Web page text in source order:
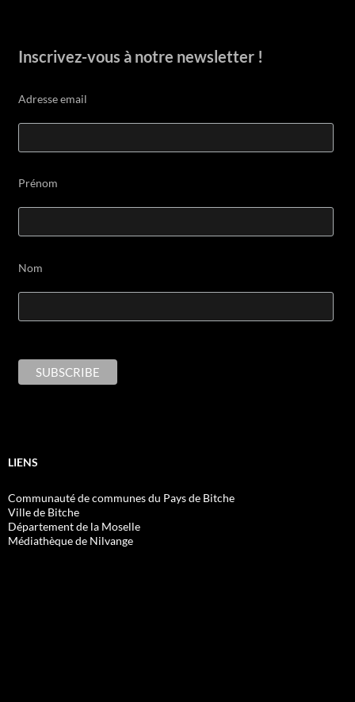
Inscrivez-vous à notre newsletter !
Adresse email
Prénom
Nom
LIENS
Communauté de communes du Pays de Bitche
Ville de Bitche
Département de la Moselle
Médiathèque de Nilvange